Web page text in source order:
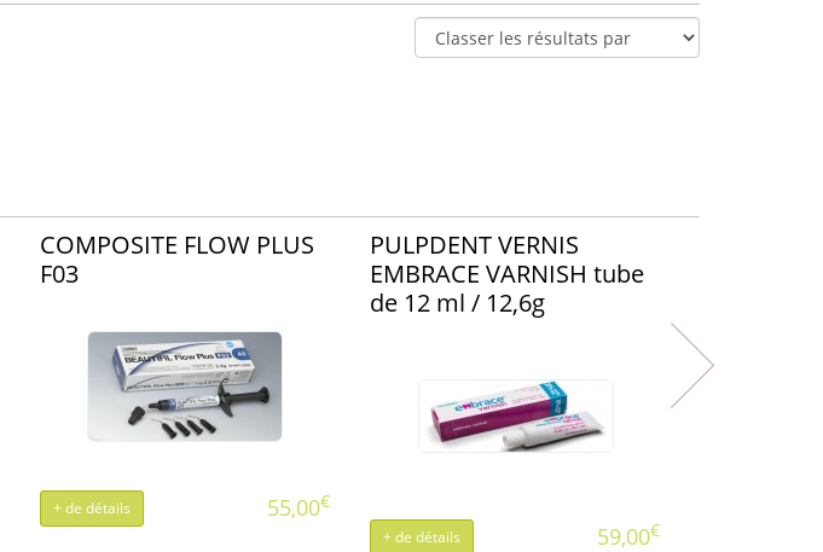
COMPOSITE FLOW PLUS
F03
+ de détails 55,00€
PULPDENT VERNIS
EMBRACE VARNISH tube
de 12 ml / 12,6g
+ de détails 59,00€